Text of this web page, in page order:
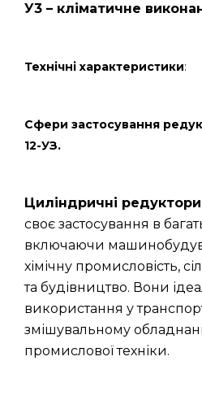
У3 – кліматичне
Технічні характеристики:
Сфери застосування
12-УЗ.
Циліндричні
своє застосування в
включаючи
хімічну промисловість,
та будівництво. Вони
використання у
змішувальному
промислової техніки.